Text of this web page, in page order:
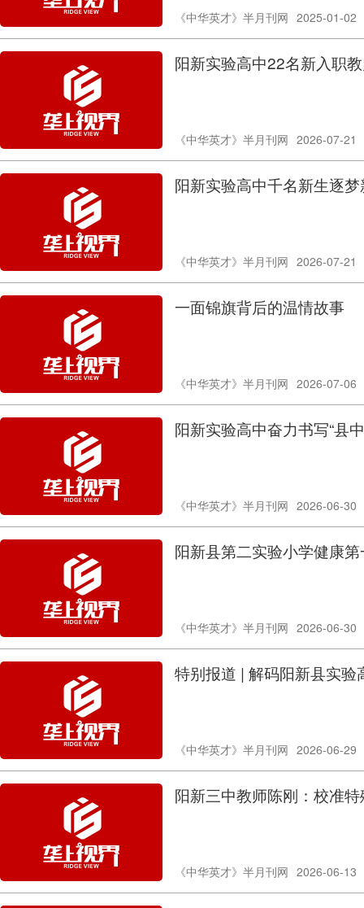
《中华英才》半月刊网 2025-01-02
阳新实验高中22名新入职教
《中华英才》半月刊网 2026-07-21
阳新实验高中千名新生逐
《中华英才》半月刊网 2026-07-21
一面锦旗背后的温情故事
《中华英才》半月刊网 2026-07-06
阳新实验高中奋力书写“县
《中华英才》半月刊网 2026-06-30
阳新县第二实验小学健康第
《中华英才》半月刊网 2026-06-30
特别报道 | 解码阳新县实
《中华英才》半月刊网 2026-06-29
阳新三中教师陈刚：校准
《中华英才》半月刊网 2026-06-13